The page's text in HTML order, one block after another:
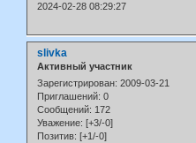
2024-02-28 08:29:27
slivka
Активный участник
Зарегистрирован: 2009-03-21
Приглашений: 0
Сообщений: 172
Уважение: [+3/-0]
Позитив: [+1/-0]